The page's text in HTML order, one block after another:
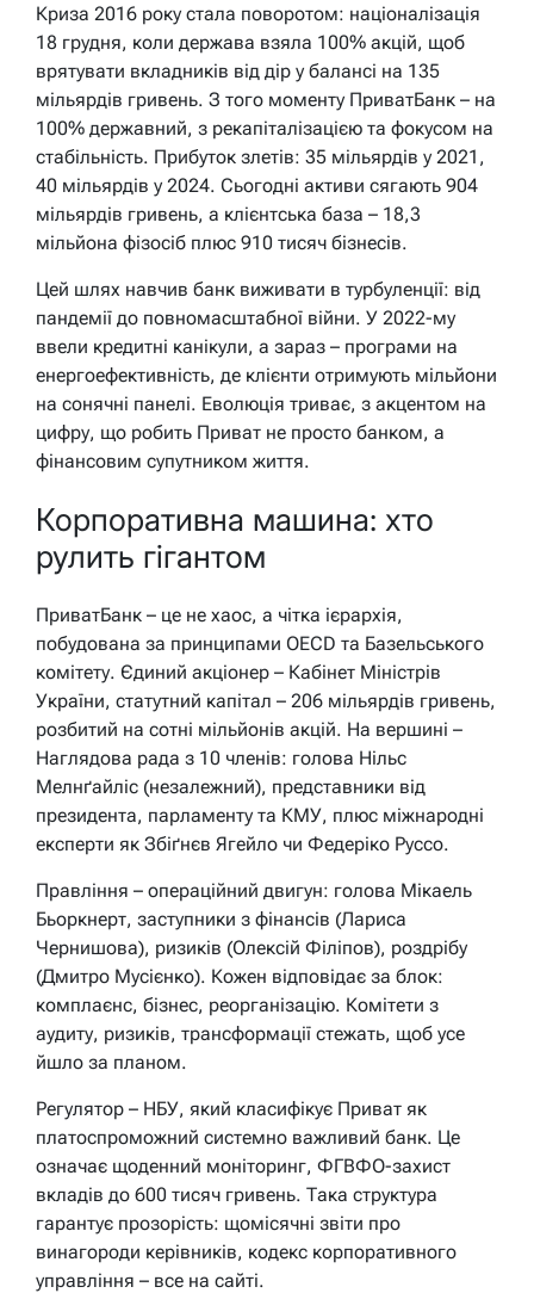
Криза 2016 року стала поворотом: націоналізація
18 грудня, коли держава взяла 100% акцій, щоб
врятувати вкладників від дір у балансі на 135
мільярдів гривень. З того моменту ПриватБанк – на
100% державний, з рекапіталізацією та фокусом на
стабільність. Прибуток злетів: 35 мільярдів у 2021,
40 мільярдів у 2024. Сьогодні активи сягають 904
мільярдів гривень, а клієнтська база – 18,3
мільйона фізосіб плюс 910 тисяч бізнесів.
Цей шлях навчив банк виживати в турбуленції: від
пандемії до повномасштабної війни. У 2022-му
ввели кредитні канікули, а зараз – програми на
енергоефективність, де клієнти отримують мільйони
на сонячні панелі. Еволюція триває, з акцентом на
цифру, що робить Приват не просто банком, а
фінансовим супутником життя.
Корпоративна машина: хто
рулить гігантом
ПриватБанк – це не хаос, а чітка ієрархія,
побудована за принципами OECD та Базельського
комітету. Єдиний акціонер – Кабінет Міністрів
України, статутний капітал – 206 мільярдів гривень,
розбитий на сотні мільйонів акцій. На вершині –
Наглядова рада з 10 членів: голова Нільс
Мелнґайліс (незалежний), представники від
президента, парламенту та КМУ, плюс міжнародні
експерти як Збіґнєв Ягейло чи Федеріко Руссо.
Правління – операційний двигун: голова Мікаель
Бьоркнерт, заступники з фінансів (Лариса
Чернишова), ризиків (Олексій Філіпов), роздрібу
(Дмитро Мусієнко). Кожен відповідає за блок:
комплаєнс, бізнес, реорганізацію. Комітети з
аудиту, ризиків, трансформації стежать, щоб усе
йшло за планом.
Регулятор – НБУ, який класифікує Приват як
платоспроможний системно важливий банк. Це
означає щоденний моніторинг, ФГВФО-захист
вкладів до 600 тисяч гривень. Така структура
гарантує прозорість: щомісячні звіти про
винагороди керівників, кодекс корпоративного
управління – все на сайті.